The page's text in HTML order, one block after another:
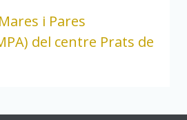
i Pares
del centre Prats de